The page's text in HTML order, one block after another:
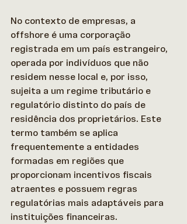
No contexto de empresas, a
offshore é uma corporação
registrada em um país estrangeiro,
operada por indivíduos que não
residem nesse local e, por isso,
sujeita a um regime tributário e
regulatório distinto do país de
residência dos proprietários. Este
termo também se aplica
frequentemente a entidades
formadas em regiões que
proporcionam incentivos fiscais
atraentes e possuem regras
regulatórias mais adaptáveis para
instituições financeiras.